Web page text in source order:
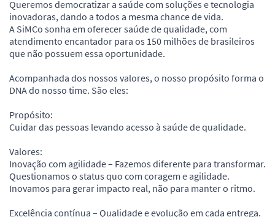
Queremos democratizar a saúde com soluções e tecnologia
inovadoras, dando a todos a mesma chance de vida.
A SiMCo sonha em oferecer saúde de qualidade, com
atendimento encantador para os 150 milhões de brasileiros
que não possuem essa oportunidade.
Acompanhada dos nossos valores, o nosso propósito forma o
DNA do nosso time. São eles:
Propósito:
Cuidar das pessoas levando acesso à saúde de qualidade.
Valores:
Inovação com agilidade – Fazemos diferente para transformar.
Questionamos o status quo com coragem e agilidade.
Inovamos para gerar impacto real, não para manter o ritmo.
Excelência contínua – Qualidade e evolução em cada entrega.